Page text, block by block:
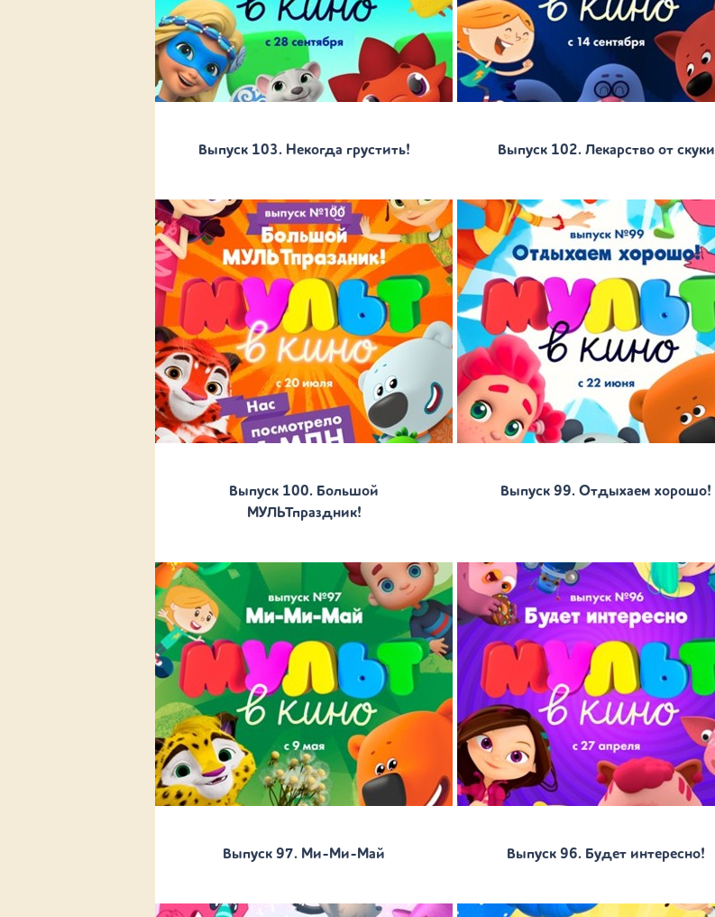
Выпуск 103. Некогда грустить! Выпуск 102. Лекарство от скуки
Выпуск 100. Большой
МУЛЬТпраздник!
Выпуск 99. Отдыхаем хорошо!
Выпуск 97. Ми-Ми-Май Выпуск 96. Будет интересно!